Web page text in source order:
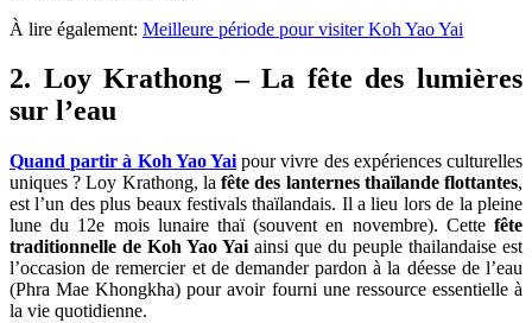
À lire également: Meilleure période pour visiter Koh Yao Yai
2. Loy Krathong – La fête des lumières
sur l’eau
Quand partir à Koh Yao Yai pour vivre des expériences culturelles
uniques ? Loy Krathong, lafête des lanternes thaïlande flottantes,
est l’un des plus beaux festivals thaïlandais. Il a lieu lors de la pleine
lune du 12e mois lunaire thaï (souvent en novembre). Cette fête
traditionnelle de Koh Yao Yai ainsi que du peuple thailandaise est
l’occasion de remercier et de demander pardon à la déesse de l’eau
(Phra Mae Khongkha) pour avoir fourni une ressource essentielle à
la vie quotidienne.